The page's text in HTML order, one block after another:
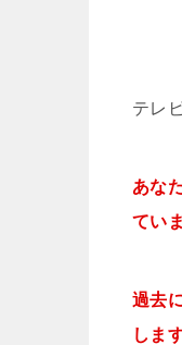
テレ
あな
てい
過去
しま